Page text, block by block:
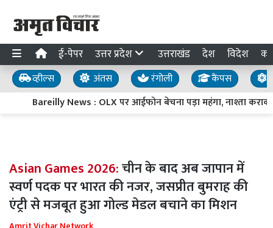
ई-पेपर उत्तर प्रदेश उत्तराखंड देश विदेश
व्हील्स अंतस रंगोली कैंपस
Bareilly News : OLX पर आईफोन बेचना पड़ा महंगा, नाश्ता
Asian Games 2026:चीन के बाद अब जापान में
स्वर्ण पदक पर भारत की नजर, जसप्रीत बुमराह की
एंट्री से मजबूत हुआ गोल्ड मेडल बचाने का मिशन